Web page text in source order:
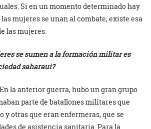
Si en un momento determinado hay
mujeres se unan al combate, existe esa
las mujeres.
se sumen a la formación militar es
saharaui?
la anterior guerra, hubo un gran grupo
parte de batallones militares que
y otras que eran enfermeras, que se
de asistencia sanitaria. Para la